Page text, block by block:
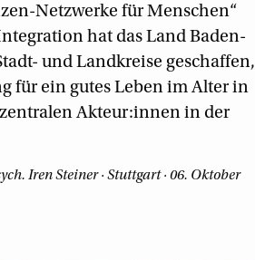
Netzwerke für Menschen“
hat das Land Baden-
und Landkreise geschaffen,
für ein gutes Leben im Alter in
Akteur:innen in der
Iren Steiner· Stuttgart · 06. Oktober